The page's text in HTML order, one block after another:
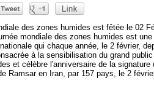
des zones humides est fêtée le 02
mondiale des zones humides est une
qui chaque année, le 2 février,
à la sensibilisation du grand
et célèbre l'anniversaire de la signature
Ramsar en Iran, par 157 pays, le 2